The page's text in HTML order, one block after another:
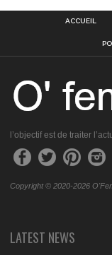
ACCUEIL
l’objectif est de traiter
Copyright © 2020-2026
LATEST NEWS